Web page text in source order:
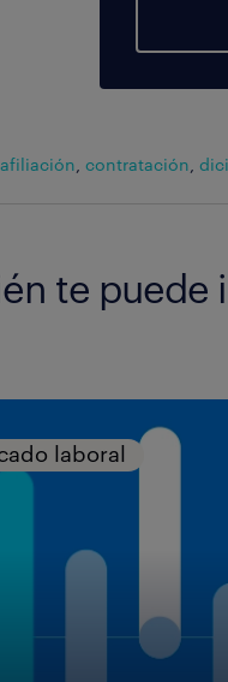
afiliación contratación
te puede
laboral